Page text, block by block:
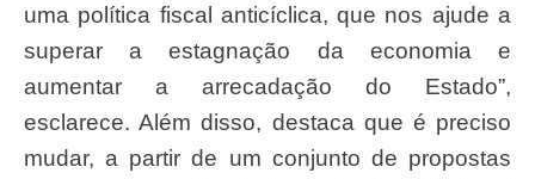
uma política fiscal anticíclica, que nos ajude a
superar a estagnação da economia e
aumentar a arrecadação do Estado”,
esclarece. Além disso, destaca que é preciso
mudar, a partir de um conjunto de propostas